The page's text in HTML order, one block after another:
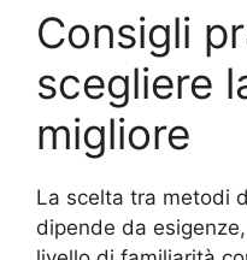
Consigli
scegliere
migliore
La scelta tra metodi
dipende da